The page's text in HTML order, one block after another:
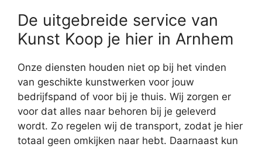
De uitgebreide service van
Kunst Koop je hier in Arnhem
Onze diensten houden niet op bij het vinden
van geschikte kunstwerken voor jouw
bedrijfspand of voor bij je thuis. Wij zorgen er
voor dat alles naar behoren bij je geleverd
wordt. Zo regelen wij de transport, zodat je hier
totaal geen omkijken naar hebt. Daarnaast kun